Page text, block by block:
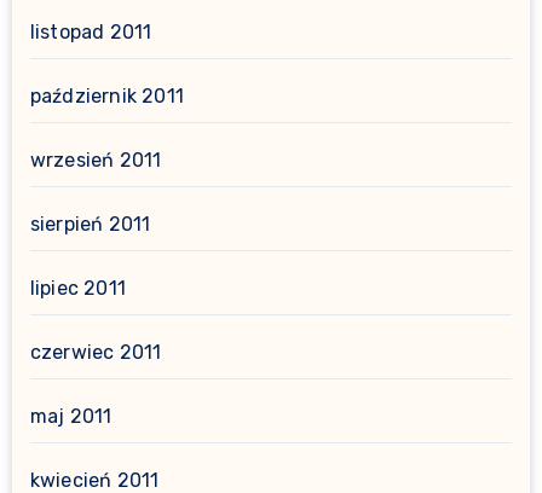
listopad 2011
październik 2011
wrzesień 2011
sierpień 2011
lipiec 2011
czerwiec 2011
maj 2011
kwiecień 2011